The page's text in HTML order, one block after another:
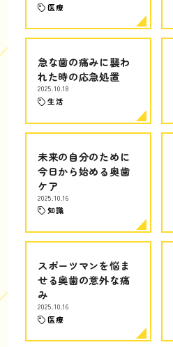
医療
急な歯の痛みに襲わ
れた時の応急処置
2025.10.18
生活
未来の自分のために
今日から始める奥歯
ケア
2025.10.16
知識
スポーツマンを悩ま
せる奥歯の意外な痛
み
2025.10.16
医療